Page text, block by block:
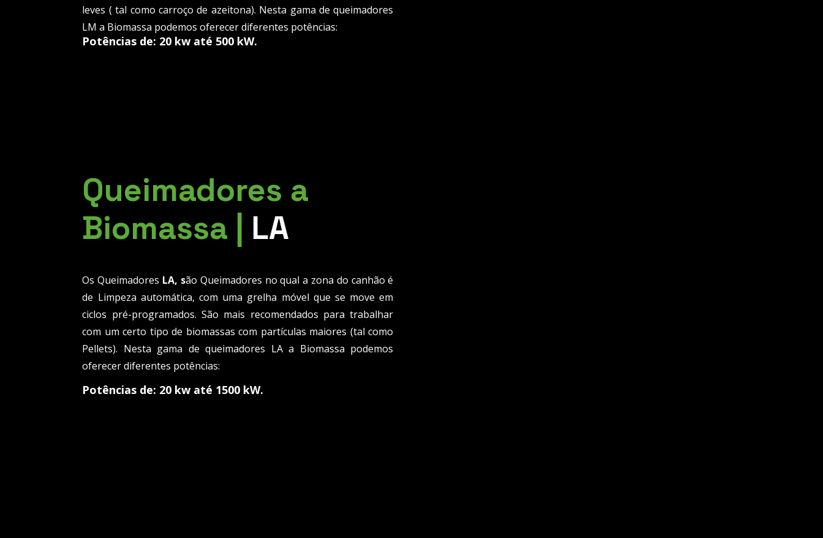
leves ( tal como carroço de azeitona). Nesta gama de queimadores
LM a Biomassa podemos oferecer diferentes potências:
Potências de: 20 kw até 500 kW.
Queimadores a
Biomassa | LA
Os Queimadores LA, são Queimadores no qual a zona do canhão é
de Limpeza automática, com uma grelha móvel que se move em
ciclos pré-programados. São mais recomendados para trabalhar
com um certo tipo de biomassas com partículas maiores (tal como
Pellets). Nesta gama de queimadores LA a Biomassa podemos
oferecer diferentes potências:
Potências de: 20 kw até 1500 kW.